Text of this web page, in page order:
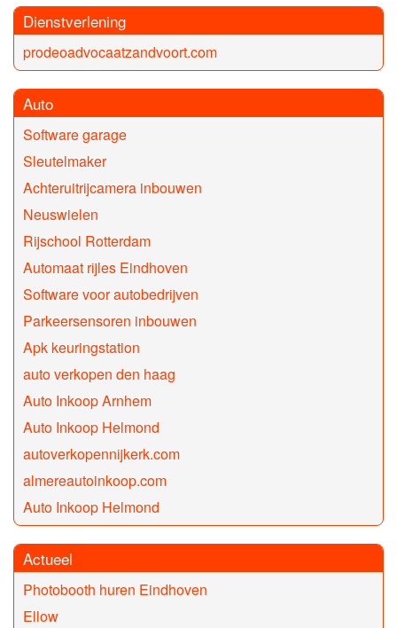
Dienstverlening
prodeoadvocaatzandvoort.com
Auto
Software garage
Sleutelmaker
Achteruitrijcamera inbouwen
Neuswielen
Rijschool Rotterdam
Automaat rijles Eindhoven
Software voor autobedrijven
Parkeersensoren inbouwen
Apk keuringstation
auto verkopen den haag
Auto Inkoop Arnhem
Auto Inkoop Helmond
autoverkopennijkerk.com
almereautoinkoop.com
Auto Inkoop Helmond
Actueel
Photobooth huren Eindhoven
Ellow